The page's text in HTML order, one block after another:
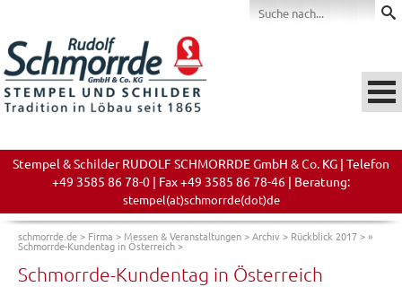
Stempel & Schilder RUDOLF SCHMORRDE GmbH & Co. KG | Telefon
+49 3585 86 78-0 | Fax +49 3585 86 78-46 | Beratung:
stempel(at)schmorrde(dot)de
schmorrde.de> Firma > Messen & Veranstaltungen>Archiv > Rückblick 2017>»
Schmorrde-Kundentag in Österreich>
Schmorrde-Kundentag in Österreich